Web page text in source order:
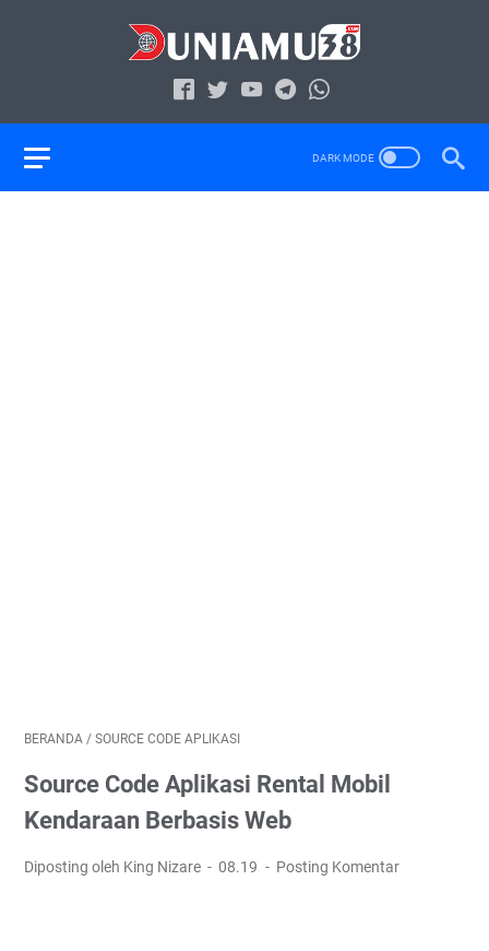
BERANDA / SOURCE CODE APLIKASI
Source Code Aplikasi Rental Mobil
Kendaraan Berbasis Web
Diposting oleh King Nizare 08.19 Posting Komentar